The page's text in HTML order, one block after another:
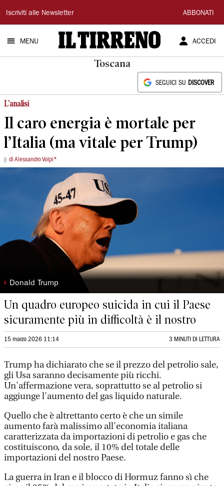
Il
Tirreno
Iscriviti alle Newsletter ABBONATI
MENU ACCEDI
Toscana
SEGUICI SU DISCOVER
L'analisi
Il caro energia è mortale per
l’Italia (ma vitale per Trump)
di Alessandro Volpi*
◗ Donald Trump
Un quadro europeo suicida in cui il Paese
sicuramente più in difficoltà è il nostro
15 marzo 2026 11:14 3 MINUTI DI LETTURA
Trump ha dichiarato che se il prezzo del petrolio sale,
gli Usa saranno decisamente più ricchi.
Un'affermazione vera, soprattutto se al petrolio si
aggiunge l'aumento del gas liquido naturale.
Quello che è altrettanto certo è che un simile
aumento farà malissimo all'economia italiana
caratterizzata da importazioni di petrolio e gas che
costituiscono, da sole, il 10% del totale delle
importazioni del nostro Paese.
La guerra in Iran e il blocco di Hormuz fanno sì che